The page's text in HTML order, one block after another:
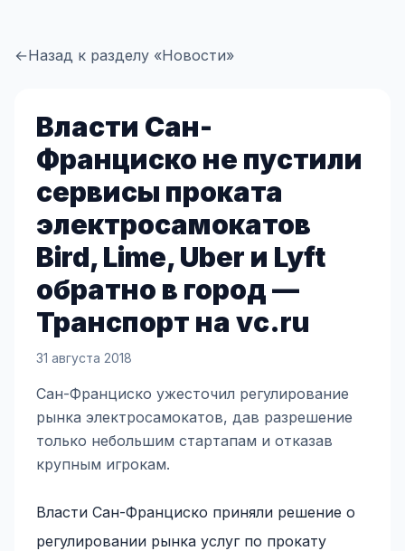
←Назад к разделу «Новости»
Власти Сан-
Франциско не пустили
сервисы проката
электросамокатов
Bird, Lime, Uber и Lyft
обратно в город —
Транспорт на vc.ru
31 августа 2018
Сан-Франциско ужесточил регулирование
рынка электросамокатов, дав разрешение
только небольшим стартапам и отказав
крупным игрокам.
Власти Сан-Франциско приняли решение о
регулировании рынка услуг по прокату